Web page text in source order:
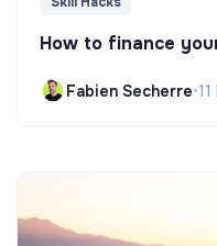
How to finance
Fabien Secherre•